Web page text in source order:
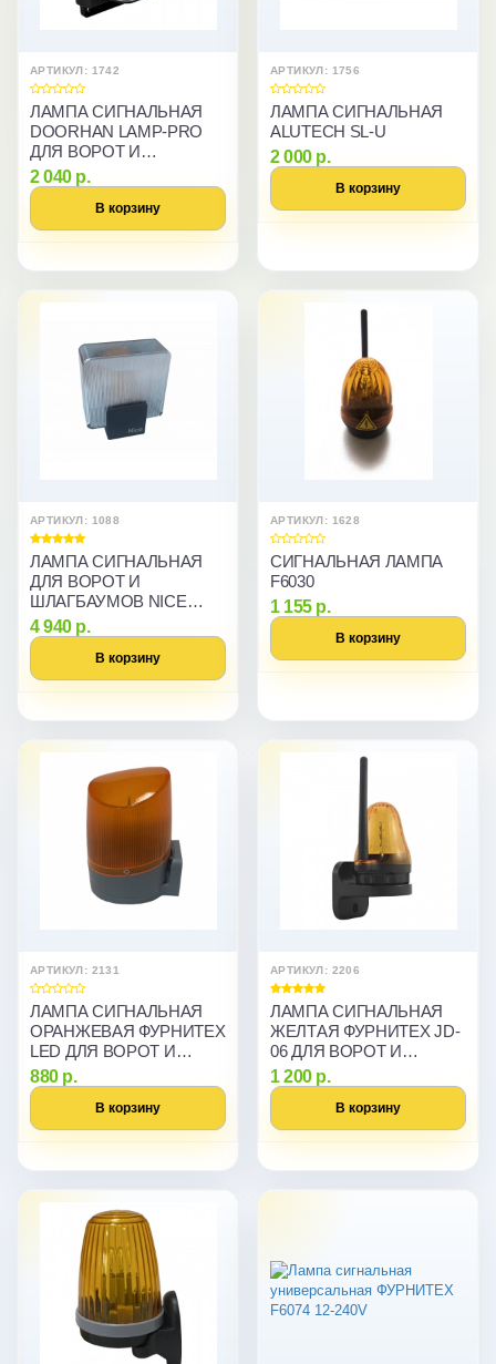
АРТИКУЛ: 1742
ЛАМПА СИГНАЛЬНАЯ
DOORHAN LAMP-PRO
ДЛЯ ВОРОТ И
ШЛАГБАУМОВ
2 040 р.
В корзину
АРТИКУЛ: 1756
ЛАМПА СИГНАЛЬНАЯ
ALUTECH SL-U
2 000 р.
В корзину
АРТИКУЛ: 1088
ЛАМПА СИГНАЛЬНАЯ
ДЛЯ ВОРОТ И
ШЛАГБАУМОВ NICE
ELDC(12B)
4 940 р.
В корзину
АРТИКУЛ: 1628
СИГНАЛЬНАЯ ЛАМПА
F6030
1 155 р.
В корзину
АРТИКУЛ: 2131
ЛАМПА СИГНАЛЬНАЯ
ОРАНЖЕВАЯ ФУРНИТЕХ
LED ДЛЯ ВОРОТ И
ШЛАГБАУМОВ
880 р.
В корзину
АРТИКУЛ: 2206
ЛАМПА СИГНАЛЬНАЯ
ЖЕЛТАЯ ФУРНИТЕХ JD-
06 ДЛЯ ВОРОТ И
ШЛАГБАУМОВ
1 200 р.
В корзину